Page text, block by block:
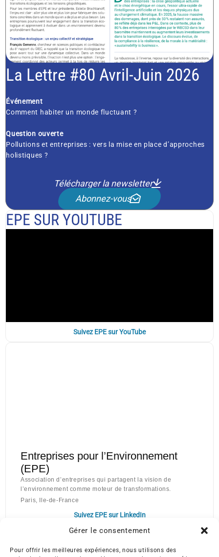
Gérer le consentement
Pour offrir les meilleures expériences, nous utilisons des
La Lettre #80 Avril-Juin 2026
Événement
Comment habiter un monde fluctuant ?
Question ouverte
Pollutions et entreprises : vers la mise en place d’approches
holistiques ?
Télécharger la newsletter
Abonnez-vous
EPE SUR YOUTUBE
Suivez EPE sur YouTube
Entreprises pour l’Environnement
(EPE)
Association d’entreprises qui partagent la vision de
l’environnement comme moteur de transformations.
Paris, Ile-de-France
Suivez EPE sur LinkedIn